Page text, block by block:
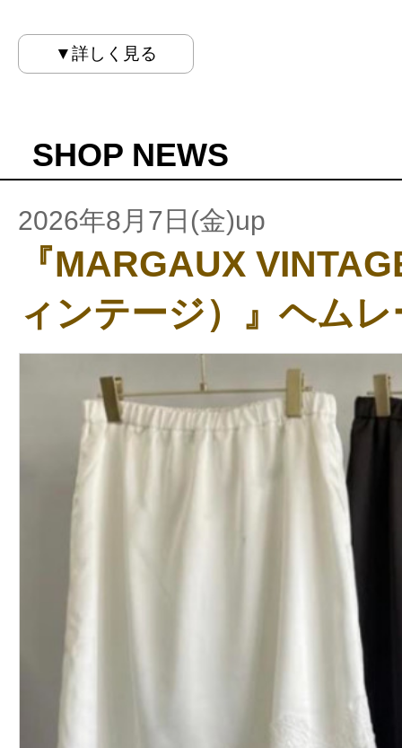
▼詳しく見る
SHOP NEWS
2026年8月7日(金)up
『MARGAUX
ィンテージ）』ヘム